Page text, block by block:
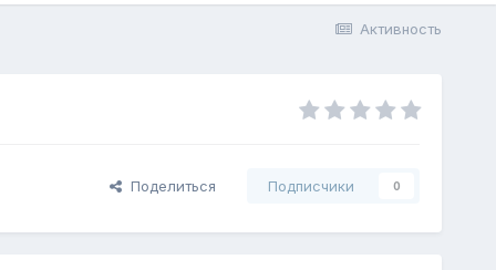
Активность
Поделиться Подписчики 0